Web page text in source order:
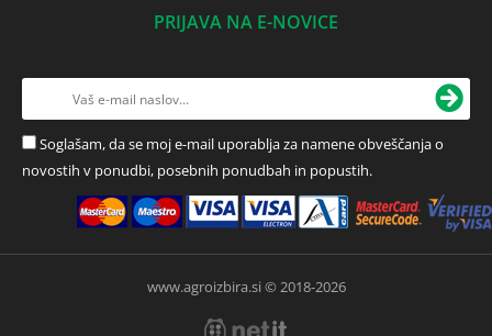
PRIJAVA NA E-NOVICE
Soglašam, da se moj e-mail uporablja za namene obveščanja o
novostih v ponudbi, posebnih ponudbah in popustih.
www.agroizbira.si © 2018-2026